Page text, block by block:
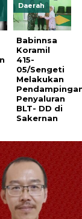
Daerah
Babinnsa
Koramil
415-
05/Sengeti
Melakukan
Penyaluran
BLT- DD di
Sakernan